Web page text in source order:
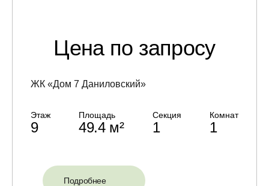
Цена по запросу
ЖК «Дом 7 Даниловский»
Этаж
9
Площадь
49.4 м²
Секция
1
Комнат
1
Подробнее